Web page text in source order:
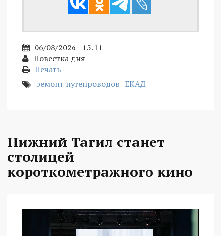
06/08/2026 - 15:11
Повестка дня
Печать
ремонт путепроводов ЕКАД
Нижний Тагил станет
столицей
короткометражного кино